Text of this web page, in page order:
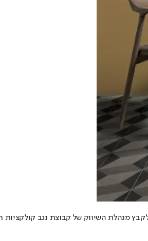
מנהלת השיווק של קבוצת נגב